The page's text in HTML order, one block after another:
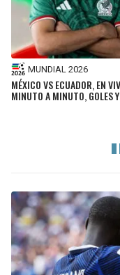
MUNDIAL 2026
MÉXICO VS ECUADOR, EN
MINUTO A MINUTO, GOLES